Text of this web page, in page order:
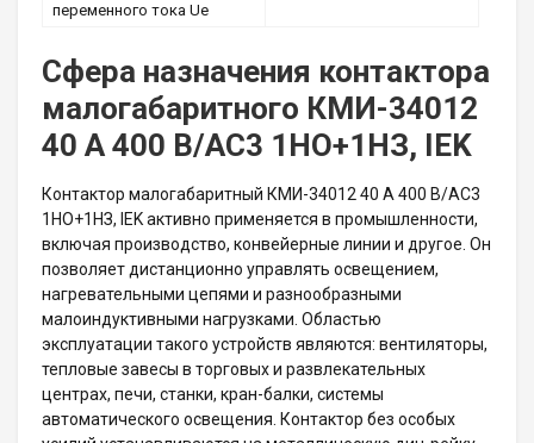
переменного тока Ue
Сфера назначения контактора
малогабаритного КМИ-34012
40 А 400 В/AC3 1НО+1НЗ, IEK
Контактор малогабаритный КМИ-34012 40 А 400 В/AC3
1НО+1НЗ, IEK активно применяется в промышленности,
включая производство, конвейерные линии и другое. Он
позволяет дистанционно управлять освещением,
нагревательными цепями и разнообразными
малоиндуктивными нагрузками. Областью
эксплуатации такого устройств являются: вентиляторы,
тепловые завесы в торговых и развлекательных
центрах, печи, станки, кран-балки, системы
автоматического освещения. Контактор без особых